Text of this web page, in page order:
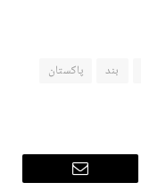
بند
پاکستان
Email